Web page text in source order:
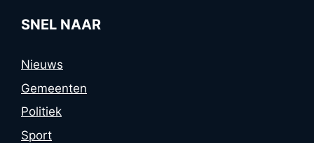
SNEL NAAR
Nieuws
Gemeenten
Politiek
Sport